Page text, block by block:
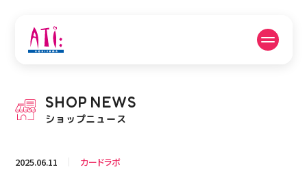
PICK UP NEWS
ピックアップニュース
SHOP NEWS
ショップニュース
2025.06.11 カードラボ